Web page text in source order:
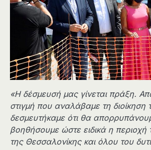
«Η δέσμευσή μας γίνεται πράξη.
στιγμή που αναλάβαμε τη διοίκηση
δεσμευτήκαμε ότι θα
βοηθήσουμε ώστε ειδικά η περιοχή
της Θεσσαλονίκης και όλου του